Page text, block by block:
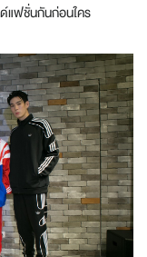
แฟชั่นกันก่อนใคร